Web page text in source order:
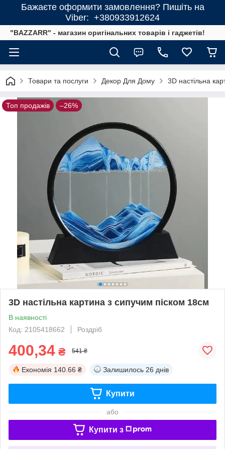
Бажаєте оформити замовлення? Пишіть на
Viber: +380933912624
"BAZZARR" - магазин оригінальних товарів і гаджетів!
Товари та послуги Декор Для Дому 3D настільна
Топ продажів –26%
3D настільна картина з сипучим піском 18см
В наявності
Код: 2105418662
Роздріб
400,34 ₴ 541 ₴
Економія 140.66 ₴ Залишилось 26 днів
Купити
або
Купити з